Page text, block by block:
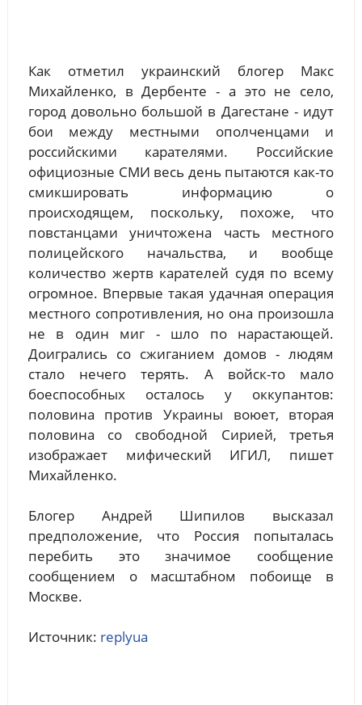
Как отметил украинский блогер Макс
Михайленко, в Дербенте - а это не село,
город довольно большой в Дагестане - идут
бои между местными ополченцами и
российскими карателями. Российские
официозные СМИ весь день пытаются как-то
смикшировать информацию о
происходящем, поскольку, похоже, что
повстанцами уничтожена часть местного
полицейского начальства, и вообще
количество жертв карателей судя по всему
огромное. Впервые такая удачная операция
местного сопротивления, но она произошла
не в один миг - шло по нарастающей.
Доигрались со сжиганием домов - людям
стало нечего терять. А войск-то мало
боеспособных осталось у оккупантов:
половина против Украины воюет, вторая
половина со свободной Сирией, третья
изображает мифический ИГИЛ, пишет
Михайленко.
Блогер Андрей Шипилов высказал
предположение, что Россия попыталась
перебить это значимое сообщение
сообщением о масштабном побоище в
Москве.
Источник: replyua